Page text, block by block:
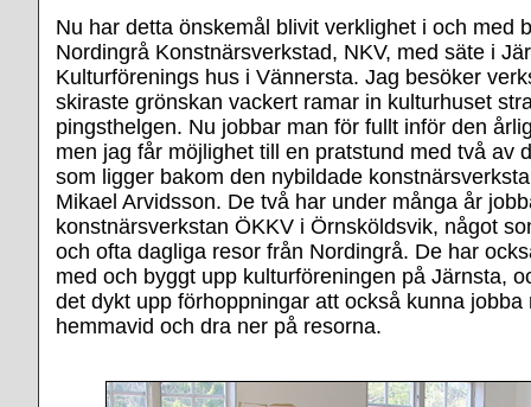
Nu har detta önskemål blivit verklighet i och med
Nordingrå Konstnärsverkstad, NKV, med säte i
Kulturförenings hus i Vännersta. Jag besöker
skiraste grönskan vackert ramar in kulturhuset
pingsthelgen. Nu jobbar man för fullt inför den
men jag får möjlighet till en pratstund med två av
som ligger bakom den nybildade
Mikael Arvidsson. De två har under många år
konstnärsverkstan ÖKKV i Örnsköldsvik, något
och ofta dagliga resor från Nordingrå. De har
med och byggt upp kulturföreningen på Järnsta,
det dykt upp förhoppningar att också kunna jobba
hemmavid och dra ner på resorna.